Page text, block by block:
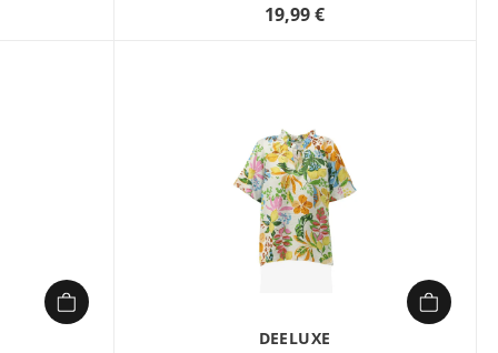
Cherry », tandis qu’au
liste de villes
emblématiques.
Parfait pour un look
rétro-rock qui ne
passe pas inaperçu, il
allie confort et
originalité pour un
19,99 €
DEELUXE